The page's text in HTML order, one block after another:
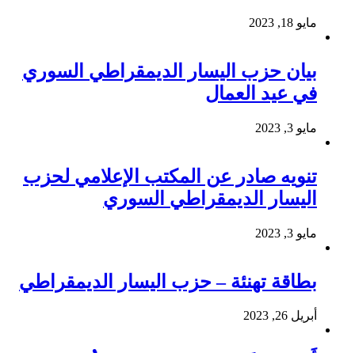
مايو 18, 2023
بيان حزب اليسار الديمقراطي السوري
في عيد العمال
مايو 3, 2023
تنويه صادر عن المكتب الإعلامي لحزب
اليسار الديمقراطي السوري
مايو 3, 2023
بطاقة تهنئة – حزب اليسار الديمقراطي
أبريل 26, 2023